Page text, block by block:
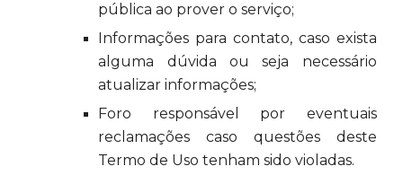
pública ao prover o serviço;
Informações para contato, caso exista
alguma dúvida ou seja necessário
atualizar informações;
Foro responsável por eventuais
reclamações caso questões deste
Termo de Uso tenham sido violadas.